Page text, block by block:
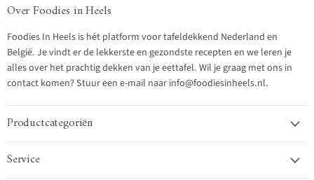
Over Foodies in Heels
Foodies In Heels is hét platform voor tafeldekkend Nederland en
België. Je vindt er de lekkerste en gezondste recepten en we leren je
alles over het prachtig dekken van je eettafel. Wil je graag met ons in
contact komen? Stuur een e-mail naar info@foodiesinheels.nl.
Productcategoriën
Service